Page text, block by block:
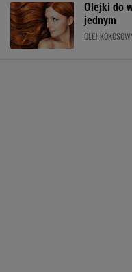
Olejki do
jednym
OLEJ